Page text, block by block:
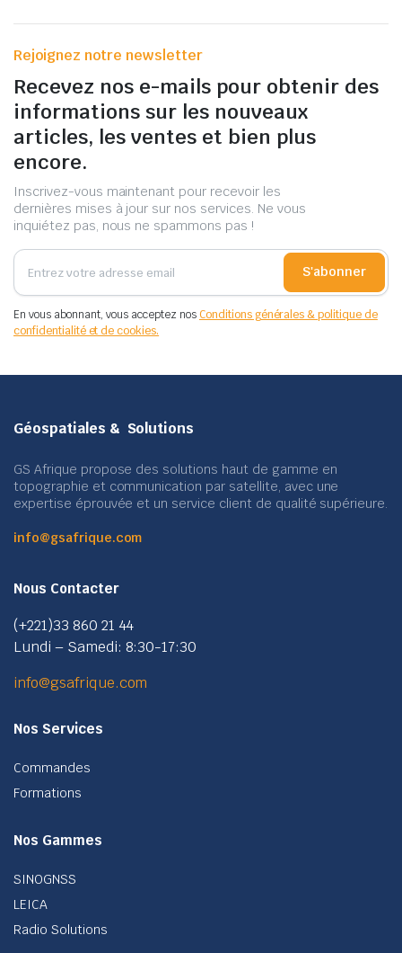
Rejoignez notre newsletter
Recevez nos e-mails pour obtenir des
informations sur les nouveaux
articles, les ventes et bien plus
encore.
Inscrivez-vous maintenant pour recevoir les
dernières mises à jour sur nos services. Ne vous
inquiétez pas, nous ne spammons pas !
S'abonner
En vous abonnant, vous acceptez nosConditions générales & politique de
confidentialité et de cookies.
Géospatiales & Solutions
GS Afrique propose des solutions haut de gamme en
topographie et communication par satellite, avec une
expertise éprouvée et un service client de qualité supérieure.
info@gsafrique.com
Nous Contacter
(+221)33 860 21 44
Lundi – Samedi: 8:30-17:30
info@gsafrique.com
Nos Services
Commandes
Formations
Nos Gammes
SINOGNSS
LEICA
Radio Solutions